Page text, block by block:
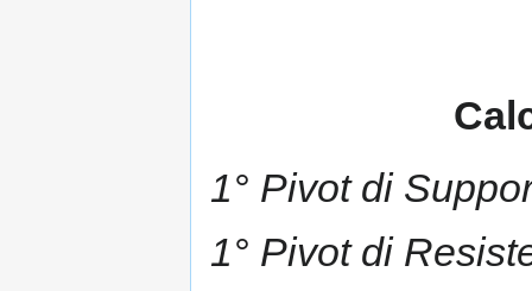
1° Pivot di
1° Pivot di